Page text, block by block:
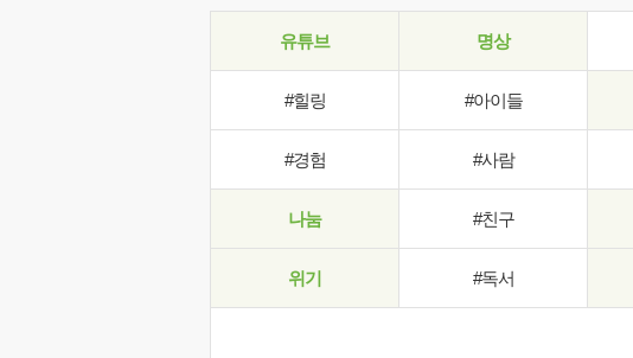
유튜브 명상
#힐링 #아이들
#경험 #사람
나눔 #친구
위기 #독서